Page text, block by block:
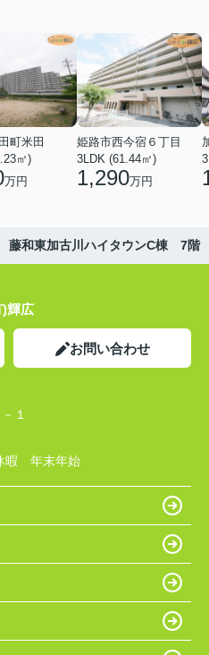
町米田
㎡)
万円
姫路市西今宿６丁目
3LDK (61.44㎡)
1,290万円
藤和東加古川ハイタウンC棟 7階
輝広
お問い合わせ
１
暇 年末年始